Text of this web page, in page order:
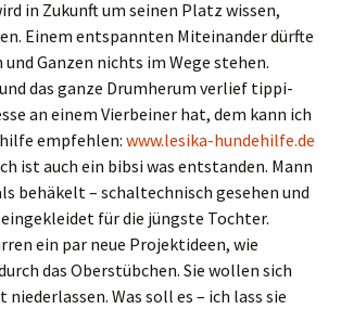
in Zukunft um seinen Platz wissen,
Einem entspannten Miteinander dürfte
Ganzen nichts im Wege stehen.
das ganze Drumherum verlief tippi-
an einem Vierbeiner hat, dem kann ich
empfehlen: www.lesika-hundehilfe.de
ist auch ein bibsi was entstanden. Mann
behäkelt – schaltechnisch gesehen und
für die jüngste Tochter.
ein par neue Projektideen, wie
das Oberstübchen. Sie wollen sich
Was soll es – ich lass sie